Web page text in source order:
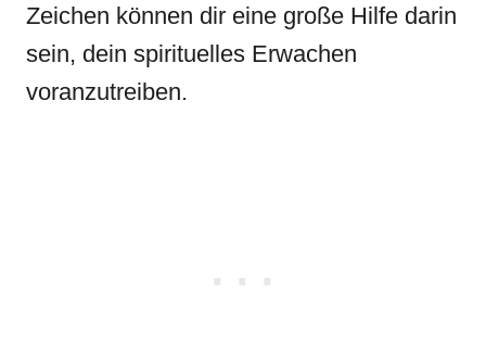
Zeichen können dir eine große Hilfe darin
sein, dein spirituelles Erwachen
voranzutreiben.